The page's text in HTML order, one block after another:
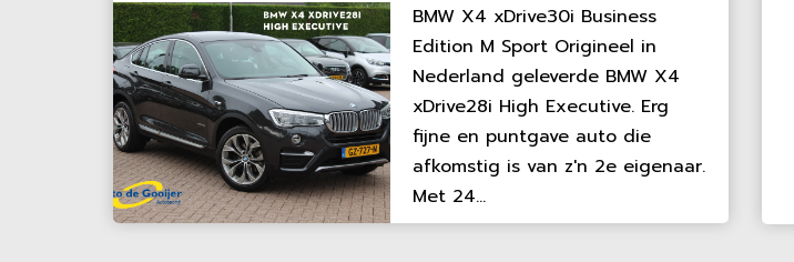
BMW X4 xDrive30i Business
Edition M Sport Origineel in
Nederland geleverde BMW X4
xDrive28i High Executive. Erg
fijne en puntgave auto die
afkomstig is van z'n 2e eigenaar.
Met 24...